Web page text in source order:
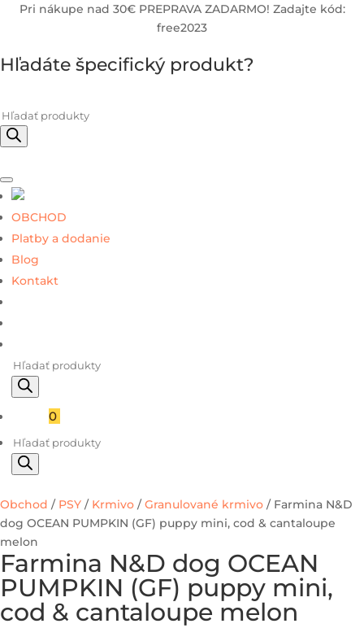
Pri nákupe nad 30€ PREPRAVA ZADARMO! Zadajte kód:
free2023
Hľadáte špecifický produkt?
Products
search
OBCHOD
Platby a dodanie
Blog
Kontakt
Products
search
0
Products
search
Obchod / PSY / Krmivo /Granulované krmivo / Farmina N&D
dog OCEAN PUMPKIN (GF) puppy mini, cod & cantaloupe
melon
Farmina N&D dog OCEAN
PUMPKIN (GF) puppy mini,
cod & cantaloupe melon